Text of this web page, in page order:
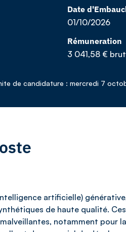
Date
01/10/2026
Rémuneration
3 041,58 €
de candidature : mercredi 7
artificielle)
de haute qualité.
notamment pour